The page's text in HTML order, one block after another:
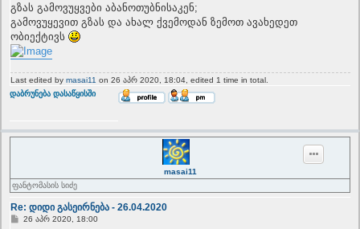
გზას გამოვუყვები აბანოთუბნისაკენ;
გამოვუყევით გზას და ახალ ქვემოდან ზემოთ ავახედეთ
ობიექტივს
Last edited by masai11 on 26 აპრ 2020, 18:04, edited 1 time in total.
T
დაბრუნება დასაწყისში
masai11
ფანტომასის სიძე
Re: დიდი გასეირნება - 26.04.2020
P26 აპრ 2020, 18:00